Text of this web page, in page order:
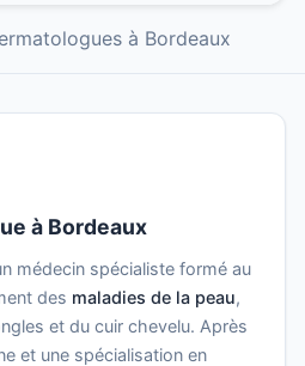
à Bordeaux
à Bordeaux
médecin spécialiste formé au
des maladies de la peau,
et du cuir chevelu. Après
et une spécialisation en